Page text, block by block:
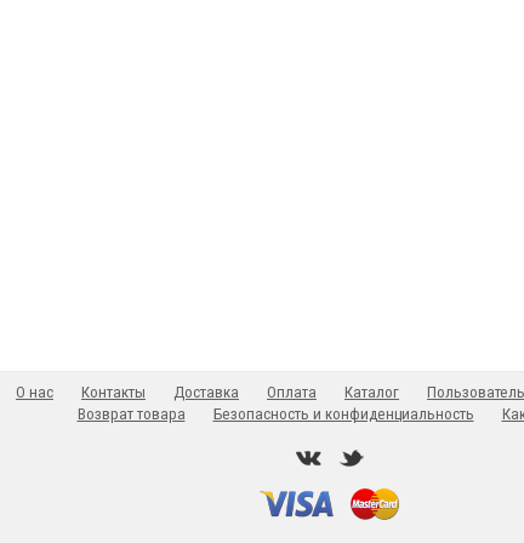
О нас Контакты Доставка Оплата Каталог
Возврат товара
Безопасность и конфиденциальность